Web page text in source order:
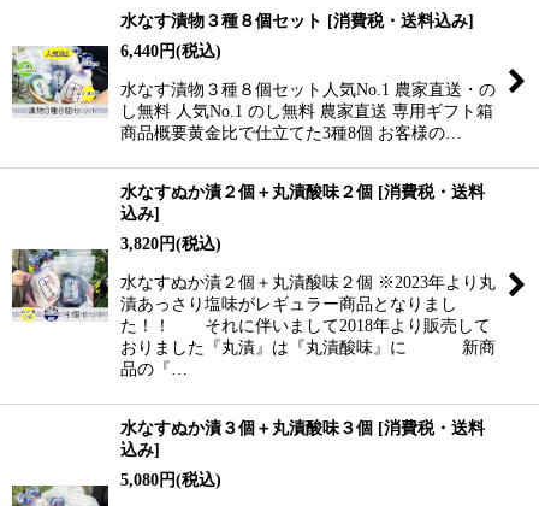
水なす漬物３種８個セット [消費税・送料込み]
6,440円(税込)
水なす漬物３種８個セット人気No.1 農家直送・の
し無料 人気No.1 のし無料 農家直送 専用ギフト箱
商品概要黄金比で仕立てた3種8個 お客様の…
水なすぬか漬２個＋丸漬酸味２個 [消費税・送料
込み]
3,820円(税込)
水なすぬか漬２個＋丸漬酸味２個 ※2023年より丸
漬あっさり塩味がレギュラー商品となりまし
た！！ それに伴いまして2018年より販売して
おりました『丸漬』は『丸漬酸味』に 新商
品の『…
水なすぬか漬３個＋丸漬酸味３個 [消費税・送料
込み]
5,080円(税込)